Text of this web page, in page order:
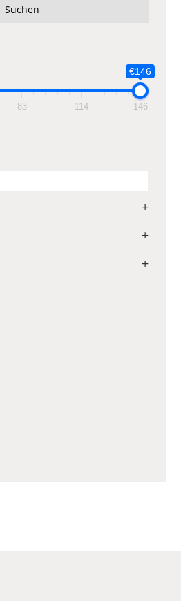
Suchen
€146
83 114 146
+
+
+